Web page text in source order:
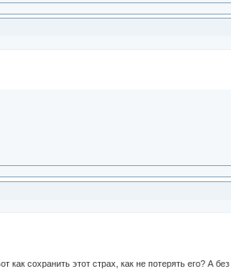
сохранить этот страх, как не потерять его? А без